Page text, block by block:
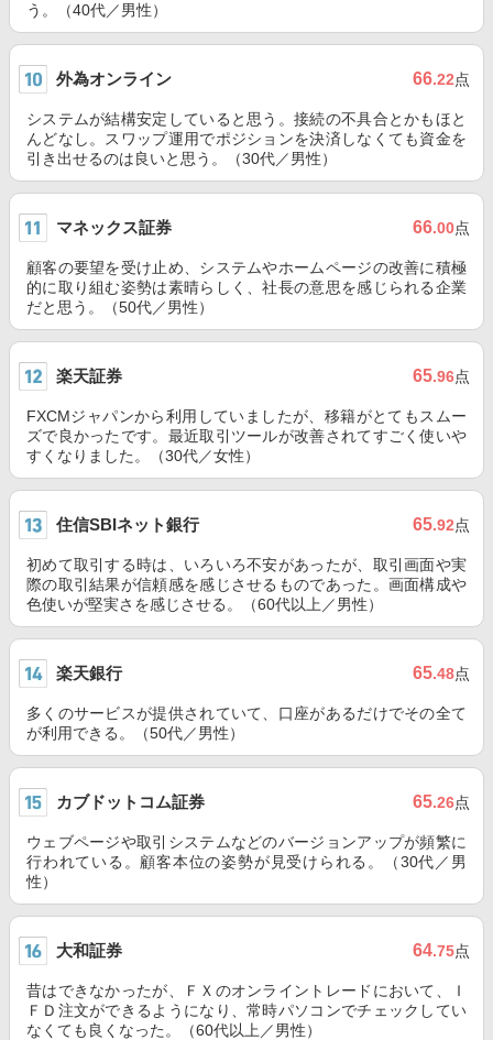
う。（40代／男性）
外為オンライン 66.22点
システムが結構安定していると思う。接続の不具合とかもほと
んどなし。スワップ運用でポジションを決済しなくても資金を
引き出せるのは良いと思う。（30代／男性）
マネックス証券 66.00点
顧客の要望を受け止め、システムやホームページの改善に積極
的に取り組む姿勢は素晴らしく、社長の意思を感じられる企業
だと思う。（50代／男性）
楽天証券 65.96点
FXCMジャパンから利用していましたが、移籍がとてもスムー
ズで良かったです。最近取引ツールが改善されてすごく使いや
すくなりました。（30代／女性）
住信SBIネット銀行 65.92点
初めて取引する時は、いろいろ不安があったが、取引画面や実
際の取引結果が信頼感を感じさせるものであった。画面構成や
色使いが堅実さを感じさせる。（60代以上／男性）
楽天銀行 65.48点
多くのサービスが提供されていて、口座があるだけでその全て
が利用できる。（50代／男性）
カブドットコム証券 65.26点
ウェブページや取引システムなどのバージョンアップが頻繁に
行われている。顧客本位の姿勢が見受けられる。（30代／男
性）
大和証券 64.75点
昔はできなかったが、ＦＸのオンライントレードにおいて、Ｉ
ＦＤ注文ができるようになり、常時パソコンでチェックしてい
なくても良くなった。（60代以上／男性）